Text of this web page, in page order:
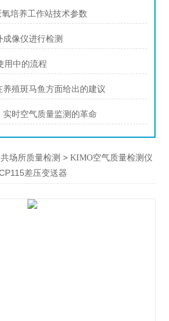
培养工作站技术参数
像仪进行检测
用中的流程
殖斑马鱼方面给出的建议
时空气质量监测的革命
场所质量检测 >KIMO空气质量检测仪
差压变送器